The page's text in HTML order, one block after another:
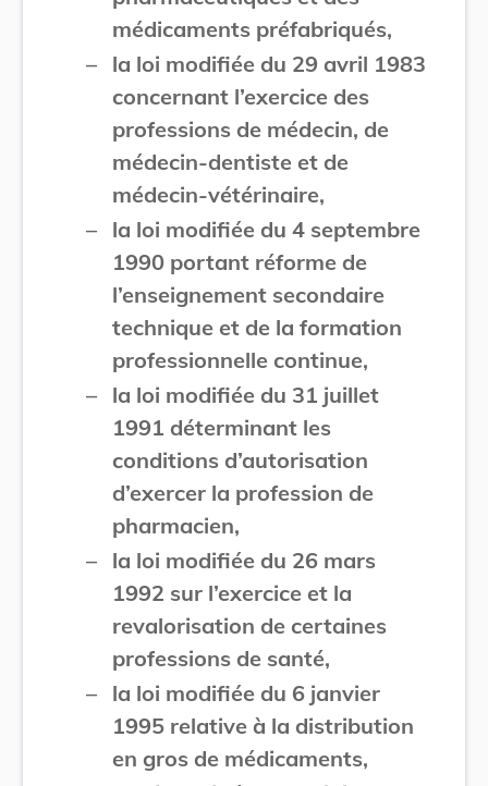
médicaments préfabriqués,
– la loi modifiée du 29 avril 1983
concernant l’exercice des
professions de médecin, de
médecin-dentiste et de
médecin-vétérinaire,
– la loi modifiée du 4 septembre
1990 portant réforme de
l’enseignement secondaire
technique et de la formation
professionnelle continue,
– la loi modifiée du 31 juillet
1991 déterminant les
conditions d’autorisation
d’exercer la profession de
pharmacien,
– la loi modifiée du 26 mars
1992 sur l’exercice et la
revalorisation de certaines
professions de santé,
– la loi modifiée du 6 janvier
1995 relative à la distribution
en gros de médicaments,